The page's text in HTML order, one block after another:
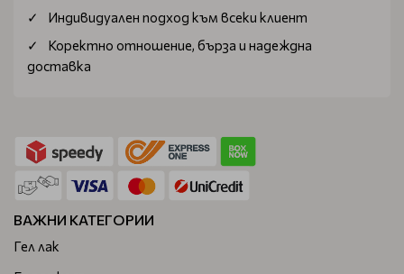
Индивидуален подход към всеки клиент
Коректно отношение, бърза и надеждна
доставка
ВАЖНИ КАТЕГОРИИ
Гел лак